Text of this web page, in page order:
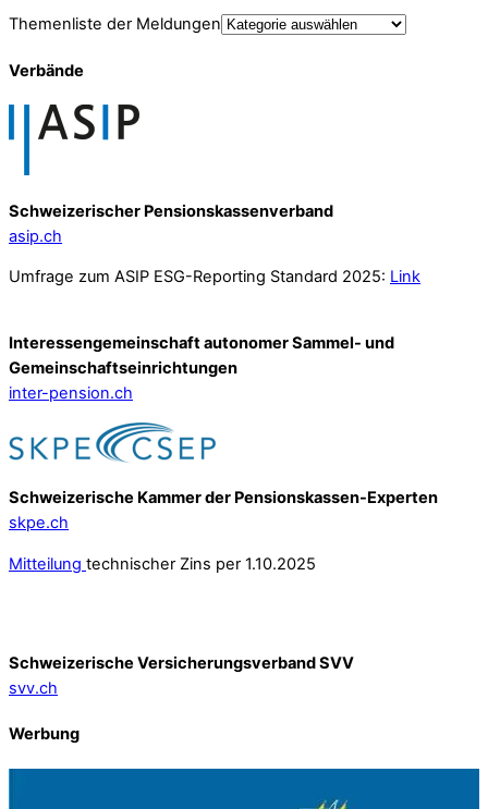
Themenliste der Meldungen
Verbände
Schweizerischer Pensionskassenverband
asip.ch
Umfrage zum ASIP ESG-Reporting Standard 2025: Link
Interessengemeinschaft autonomer Sammel- und
Gemeinschafts­einrichtungen
inter-pension.ch
Schweizerische Kammer der Pensionskassen-Experten
skpe.ch
Mitteilung technischer Zins per 1.10.2025
Schweizerische Versicherungsverband SVV
svv.ch
Werbung